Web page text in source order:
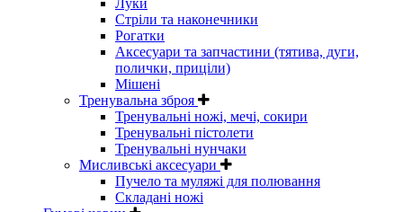
Луки
Стріли та наконечники
Рогатки
Аксесуари та запчастини (тятива, дуги,
полички, приціли)
Мішені
Тренувальна зброя
Тренувальні ножі, мечі, сокири
Тренувальні пістолети
Тренувальні нунчаки
Мисливські аксесуари
Пучело та муляжі для полювання
Складані ножі